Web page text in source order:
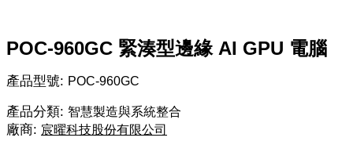
POC-960GC 緊湊型邊緣 AI GPU 電腦
產品型號: POC-960GC
產品分類: 智慧製造與系統整合
廠商: 宸曜科技股份有限公司